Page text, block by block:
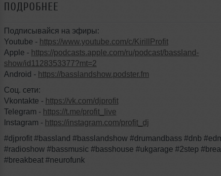
ПОДРОБНЕЕ
Подписывайся на эфиры:
Youtube - https://www.youtube.com/c/KirillProfit
Apple - https://podcasts.apple.com/ru/podcast/bassland-
show/id1128353377?mt=2
Android - https://basslandshow.podster.fm
Соц. сети:
Vkontakte - https://vk.com/djprofit
Telegram - https://t.me/profit_live
Instagram - https://instagram.com/profit_dj
#djprofit #bassland #basslandshow #drumandbass #dnb
#radioshow #bassmusic #basshouse #ukgarage #2step
#breakbeat #neurofunk